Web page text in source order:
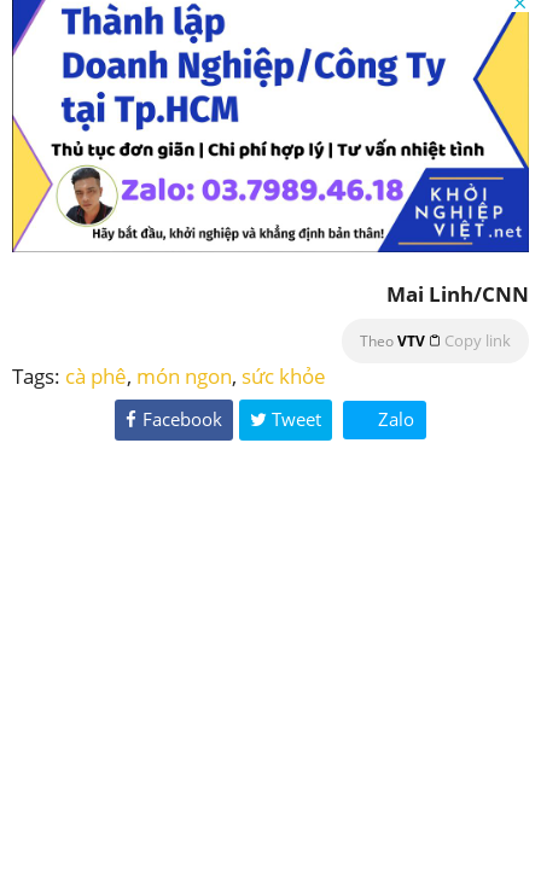
Mai Linh/CNN
TheoVTV Copy link
Tags: cà phê, món ngon, sức khỏe
Facebook Tweet Zalo